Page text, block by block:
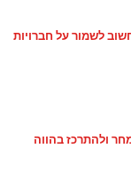
לשמור על חברויות
ולהתרכז בהווה